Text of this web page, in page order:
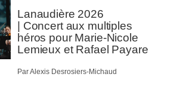
Lanaudière 2026
| Concert aux multiples
héros pour Marie-Nicole
Lemieux et Rafael Payare
Par Alexis Desrosiers-Michaud